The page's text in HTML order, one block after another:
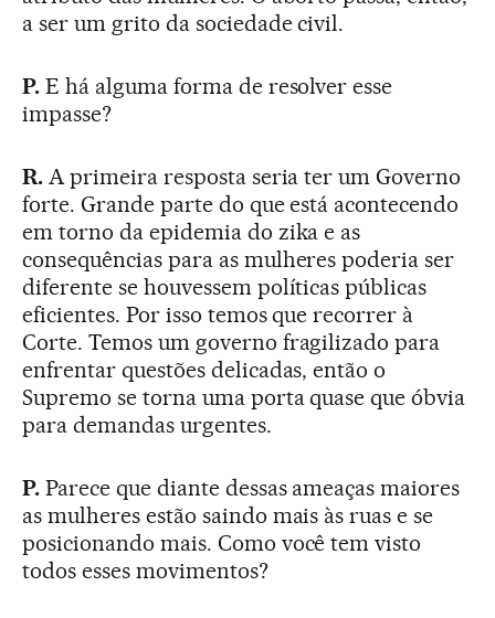
a ser um grito da sociedade civil.
P.E há alguma forma de resolver esse
impasse?
R.A primeira resposta seria ter um Governo
forte. Grande parte do que está acontecendo
em torno da epidemia do zika e as
consequências para as mulheres poderia ser
diferente se houvessem políticas públicas
eficientes. Por isso temos que recorrer à
Corte. Temos um governo fragilizado para
enfrentar questões delicadas, então o
Supremo se torna uma porta quase que óbvia
para demandas urgentes.
P.Parece que diante dessas ameaças maiores
as mulheres estão saindo mais às ruas e se
posicionando mais. Como você tem visto
todos esses movimentos?